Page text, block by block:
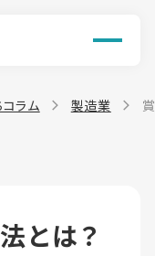
ラム 製造業
とは？